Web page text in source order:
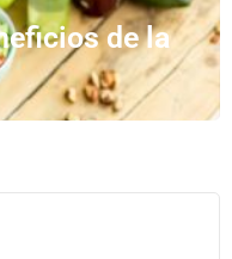
de la